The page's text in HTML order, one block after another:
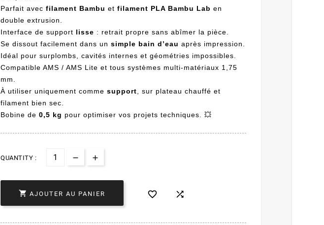
Parfait avec filament Bambu et filament PLA Bambu Lab en
double extrusion.
Interface de support lisse : retrait propre sans abîmer la pièce.
Se dissout facilement dans un simple bain d’eau après impression.
Idéal pour surplombs, cavités internes et géométries impossibles.
Compatible AMS / AMS Lite et tous systèmes multi-matériaux 1,75
mm.
À utiliser uniquement comme support, sur plateau chauffé et
filament bien sec.
Bobine de 0,5 kg pour optimiser vos projets techniques. 💥
QUANTITY :
 AJOUTER AU PANIER  